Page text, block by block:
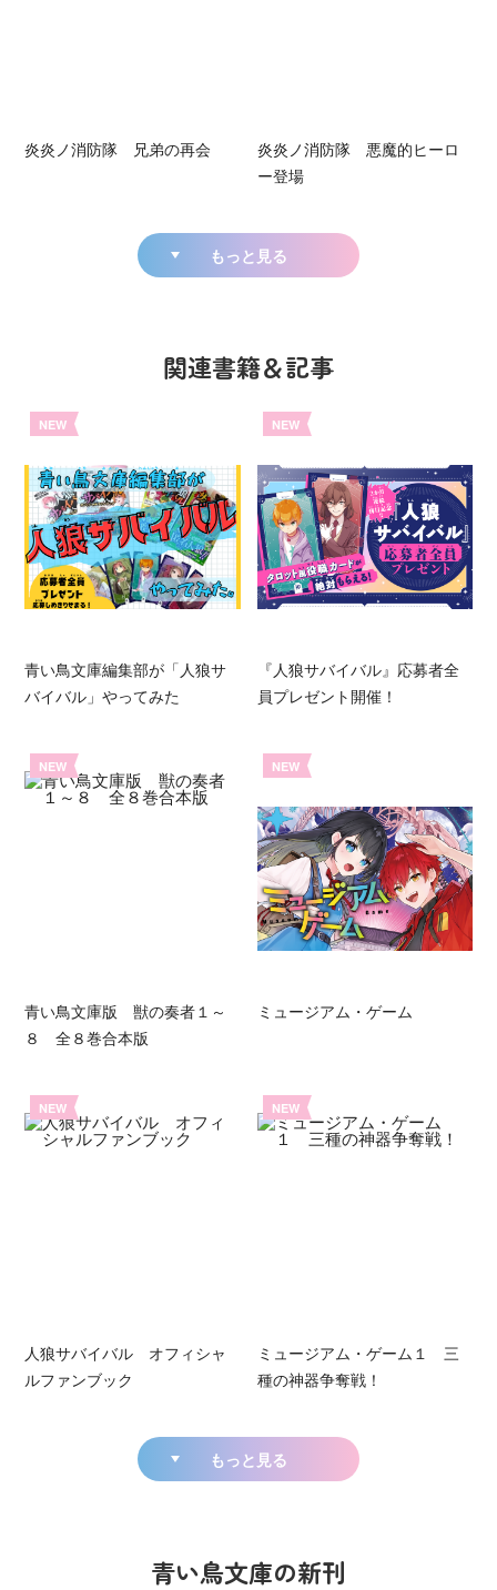
炎炎ノ消防隊 兄弟の再会
炎炎ノ消防隊 悪魔的ヒーロ
ー登場
もっと見る
関連書籍＆記事
NEW
青い鳥文庫編集部が「人狼サ
バイバル」やってみた
NEW
『人狼サバイバル』応募者全
員プレゼント開催！
NEW
青い鳥文庫版 獣の奏者１～
８ 全８巻合本版
NEW
ミュージアム・ゲーム
NEW
人狼サバイバル オフィシャ
ルファンブック
NEW
ミュージアム・ゲーム１ 三
種の神器争奪戦！
もっと見る
青い鳥文庫の新刊